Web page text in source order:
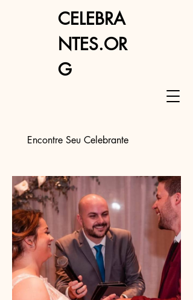
Encontre Seu Celebrante
CELEBRA
NTES.OR
G